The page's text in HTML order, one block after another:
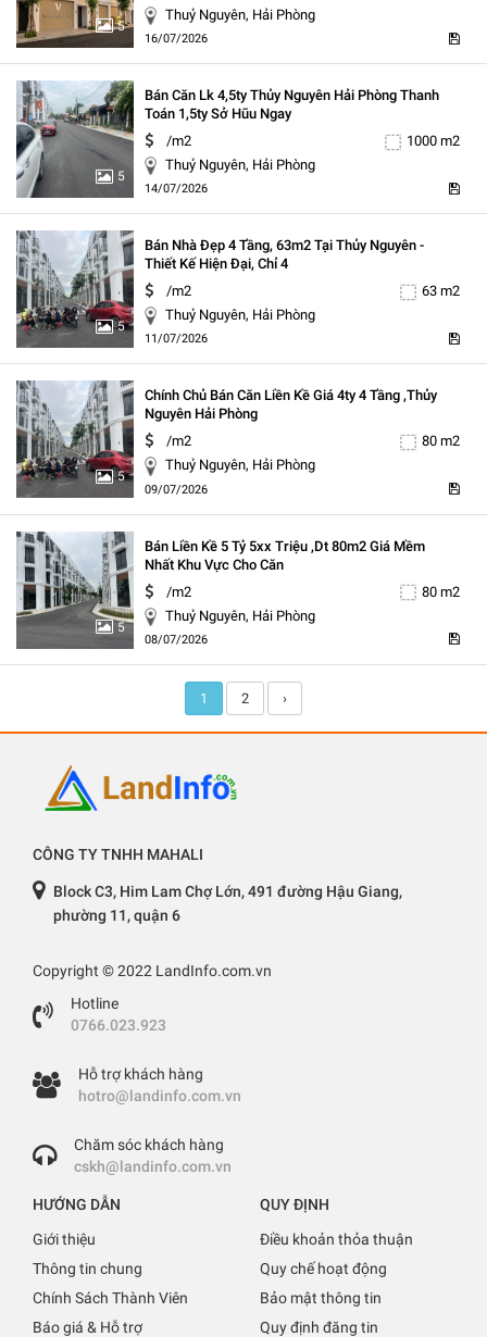
5
Thuỷ Nguyên, Hải Phòng
16/07/2026
5
Bán Căn Lk 4,5ty Thủy Nguyên Hải Phòng Thanh
Toán 1,5ty Sở Hũu Ngay
/m2
1000 m2
Thuỷ Nguyên, Hải Phòng
14/07/2026
5
Bán Nhà Đẹp 4 Tầng, 63m2 Tại Thủy Nguyên -
Thiết Kế Hiện Đại, Chỉ 4
/m2
63 m2
Thuỷ Nguyên, Hải Phòng
11/07/2026
5
Chính Chủ Bán Căn Liền Kề Giá 4ty 4 Tầng ,thủy
Nguyên Hải Phòng
/m2
80 m2
Thuỷ Nguyên, Hải Phòng
09/07/2026
5
Bán Liền Kề 5 Tỷ 5xx Triệu ,dt 80m2 Giá Mềm
Nhất Khu Vực Cho Căn
/m2
80 m2
Thuỷ Nguyên, Hải Phòng
08/07/2026
1 2 ›
CÔNG TY TNHH MAHALI
Block C3, Him Lam Chợ Lớn, 491 đường Hậu Giang,
phường 11, quận 6
Copyright © 2022 LandInfo.com.vn
Hotline
0766.023.923
Hỗ trợ khách hàng
hotro@landinfo.com.vn
Chăm sóc khách hàng
cskh@landinfo.com.vn
HƯỚNG DẪN
Giới thiệu
Thông tin chung
Chính Sách Thành Viên
Báo giá & Hỗ trợ
QUY ĐỊNH
Điều khoản thỏa thuận
Quy chế hoạt động
Bảo mật thông tin
Quy định đăng tin